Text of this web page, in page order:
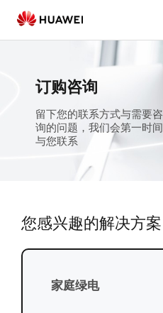
华
为
询-
订购咨询
留下您的联系方式与需要咨
询的问题，我们会第一时间
与您联系
您感兴趣的解决方案
家庭绿电